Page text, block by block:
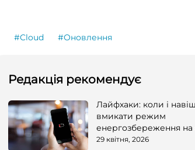
#Cloud #Оновлення
Редакція рекомендує
Лайфхаки: коли і
вмикати режим
енергозбереження на
29 квітня, 2026